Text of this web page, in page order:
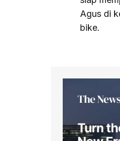
Agus di
bike.